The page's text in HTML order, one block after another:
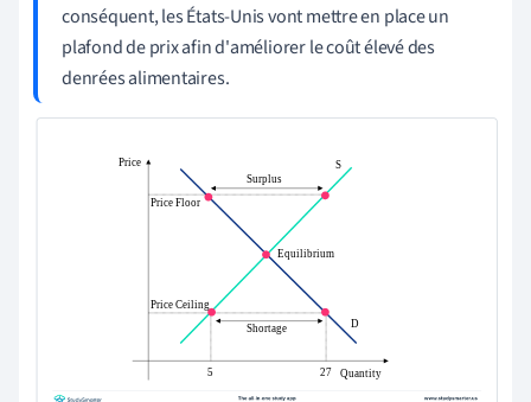
conséquent, les États-Unis vont mettre en place un
plafond de prix afin d'améliorer le coût élevé des
denrées alimentaires.